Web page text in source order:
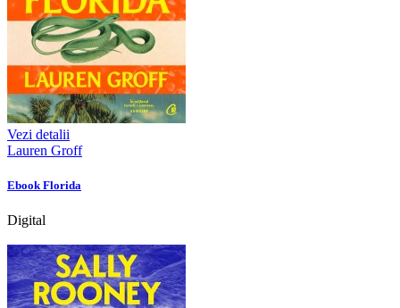
Vezi detalii
Lauren Groff
Ebook Florida
Digital